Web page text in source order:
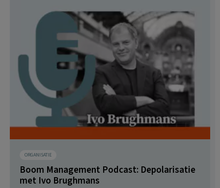
ORGANISATIE
Boom Management Podcast: Depolarisatie
met Ivo Brughmans